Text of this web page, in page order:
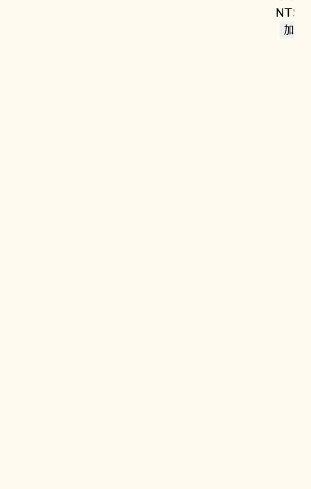
NT$11,440。
原
始
NT$
加入